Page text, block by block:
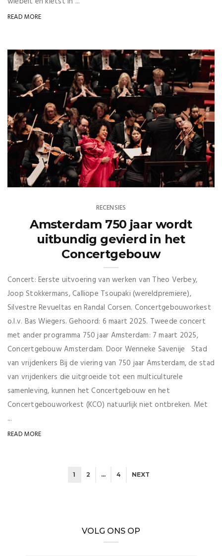
READ MORE
RECENSIES
Amsterdam 750 jaar wordt
uitbundig gevierd in het
Concertgebouw
Concert: Eerste uitvoering van werken van Theo Verbey,
Joop Stokkermans, Calliope Tsoupaki (wereldpremiere),
Silvestre Revueltas en Randal Corsen. Concertgebouworkest
o.l.v. Bas Wiegers. Gehoord: 6 maart 2025. Tweede concert
met ander programma 750 jaar Amsterdam: 7 maart 2025,
Concertgebouw Amsterdam. Door Wenneke Savenije Stad
van vrijdenkers Bij de viering van 750 jaar Amsterdam, de stad
van vrijdenkers die uitgroeide tot een multiculturele
samenleving, kunnen het Concertgebouw en het
Concertgebouworkest (KCO) natuurlijk niet ontbreken. Met
...
READ MORE
1 2 … 4 NEXT
VOLG ONS OP